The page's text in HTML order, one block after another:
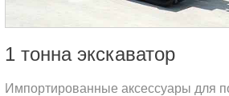
1 тонна экскаватор
Импортированные аксессуары для